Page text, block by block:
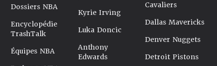
Dossiers NBA
Encyclopédie
TrashTalk
Équipes NBA
Kyrie Irving
Luka Doncic
Anthony
Edwards
Cavaliers
Dallas Mavericks
Denver Nuggets
Detroit Pistons